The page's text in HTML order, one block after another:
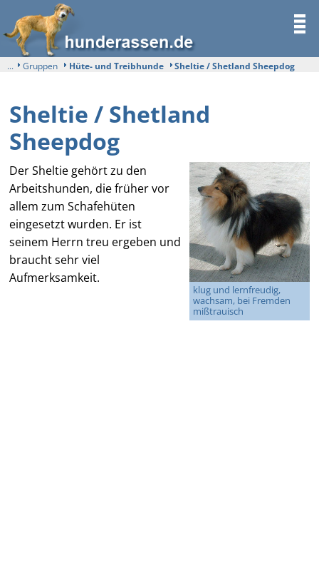
... Gruppen Hüte- und Treibhunde Sheltie / Shetland Sheepdog
Sheltie / Shetland
Sheepdog
klug und lernfreudig,
wachsam, bei Fremden
mißtrauisch
Der Sheltie gehört zu den
Arbeitshunden, die früher vor
allem zum Schafehüten
eingesetzt wurden. Er ist
seinem Herrn treu ergeben und
braucht sehr viel
Aufmerksamkeit.